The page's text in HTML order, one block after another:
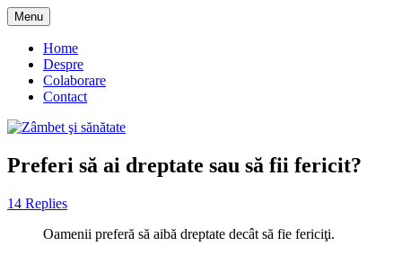
Skip
to
content
Zâmbet şi sănătate
Menu
Home
Despre
Colaborare
Contact
Preferi să ai dreptate sau să fii fericit?
14 Replies
Oamenii preferă să aibă dreptate decât să fie fericiţi.